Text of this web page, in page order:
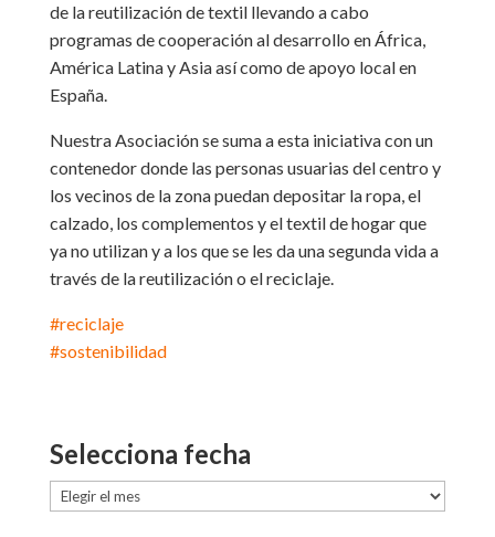
de la reutilización de textil llevando a cabo
programas de cooperación al desarrollo en África,
América Latina y Asia así como de apoyo local en
España.
Nuestra Asociación se suma a esta iniciativa con un
contenedor donde las personas usuarias del centro y
los vecinos de la zona puedan depositar la ropa, el
calzado, los complementos y el textil de hogar que
ya no utilizan y a los que se les da una segunda vida a
través de la reutilización o el reciclaje.
#reciclaje
#sostenibilidad
Selecciona fecha
Selecciona